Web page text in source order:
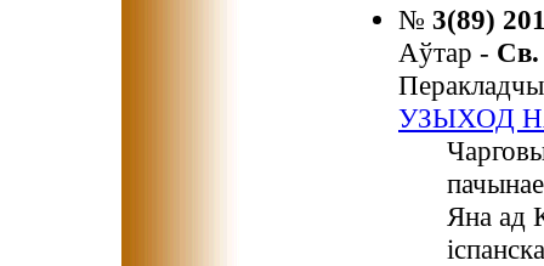
№ 3(89)
Аўтар -
УЗЫХОД
Яна ад